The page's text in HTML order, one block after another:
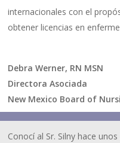
internacionales con el
obtener licencias en
Debra Werner, RN MSN
Directora Asociada
New Mexico Board of
Conocí al Sr. Silny hace